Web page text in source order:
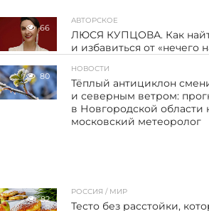
66
АВТОРСКОЕ
ЛЮСЯ КУПЦОВА. Как
и избавиться от «нечего
80
НОВОСТИ
Тёплый антициклон
и северным ветром:
в Новгородской
московский метеоролог
82
РОССИЯ / МИР
Тесто без расстойки,